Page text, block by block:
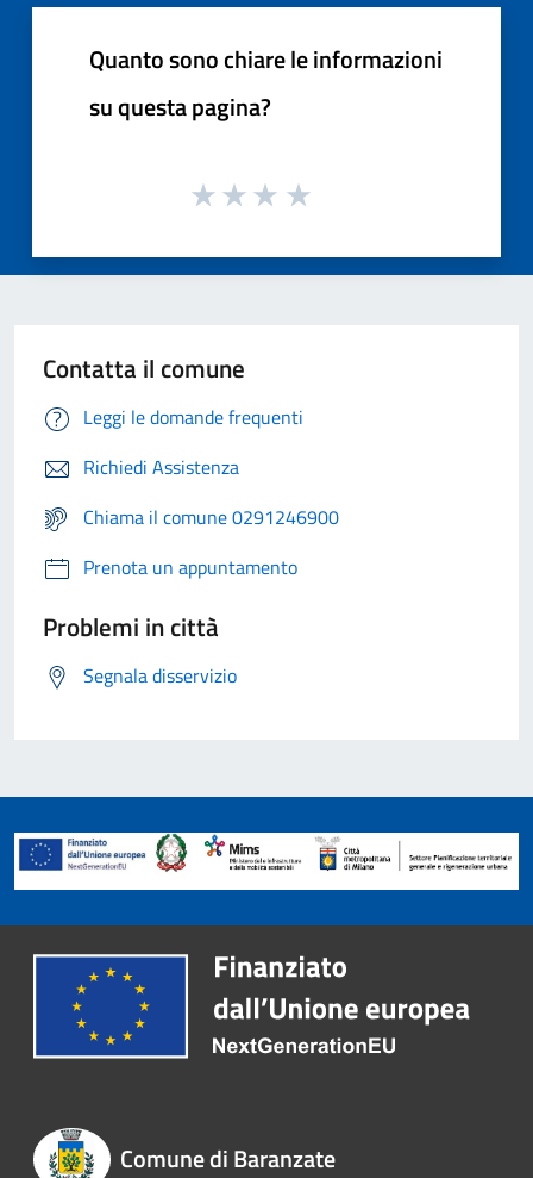
Quanto sono chiare le informazioni
su questa pagina?
Contatta il comune
Leggi le domande frequenti
Richiedi Assistenza
Chiama il comune 0291246900
Prenota un appuntamento
Problemi in città
Segnala disservizio
Comune di Baranzate